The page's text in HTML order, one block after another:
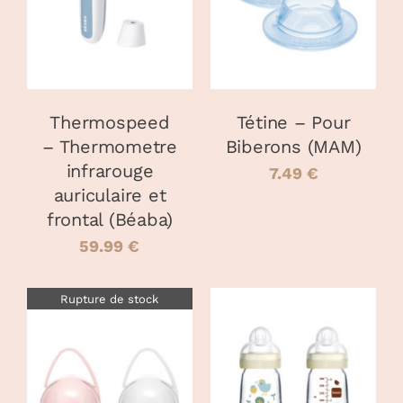
Thermospeed
– Thermometre
infrarouge
auriculaire et
frontal (Béaba)
59.99€
A
PLUSIEURS
PEUVENT
ÊTRE
CHOISIES
SUR
DÉTAILS
Tétine – Pour
Biberons (MAM)
7.49 €
Rupture de stock
DÉTAILS
CHOIX DES
OPTIONS CE
/